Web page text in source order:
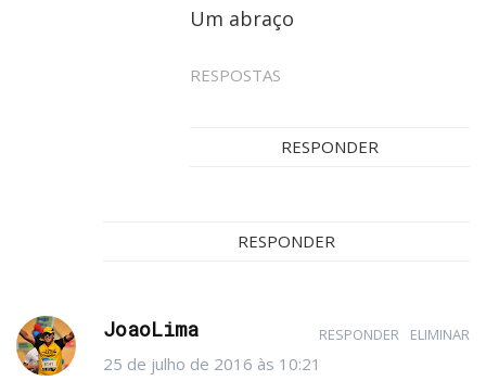
Um abraço
RESPOSTAS
RESPONDER
RESPONDER
JoaoLima
25 de julho de 2016 às 10:21
RESPONDER ELIMINAR